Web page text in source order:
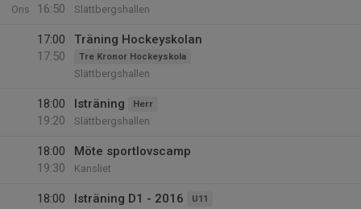
Ons
16:50
Slättbergshallen
17:00
17:50
Träning Hockeyskolan
Tre Kronor Hockeyskola
Slättbergshallen
18:00
19:20
Isträning Herr
Slättbergshallen
18:00
19:30
Möte sportlovscamp
Kansliet
18:00
Isträning D1 - 2016 U11